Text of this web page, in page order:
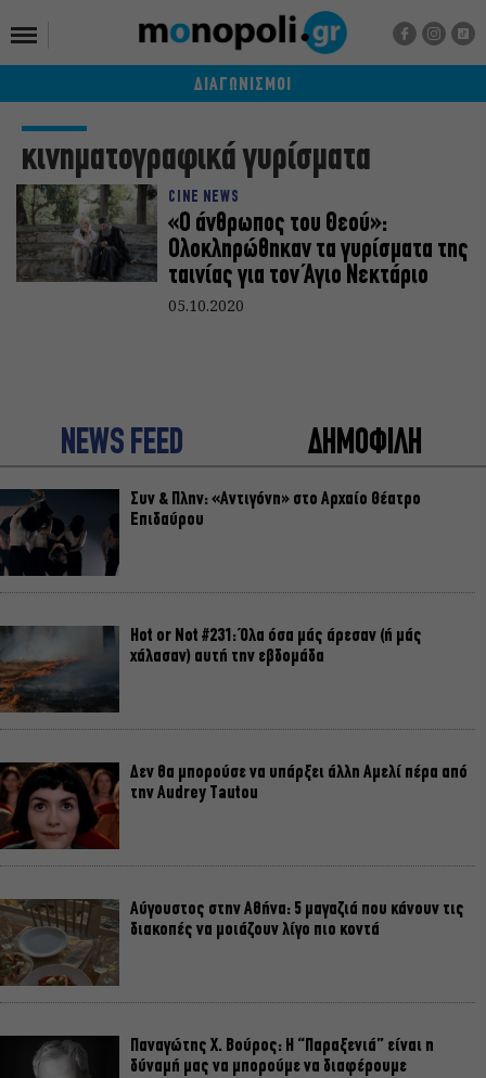
ΔΙΑΓΩΝΙΣΜΟΙ
κινηματογραφικά γυρίσματα
CINE NEWS
«Ο άνθρωπος του Θεού»:
Ολοκληρώθηκαν τα γυρίσματα της
ταινίας για τον Άγιο Νεκτάριο
05.10.2020
NEWS FEED ΔΗΜΟΦΙΛΗ
Συν & Πλην: «Αντιγόνη» στο Αρχαίο Θέατρο
Επιδαύρου
Hot or Not #231: Όλα όσα μάς άρεσαν (ή μάς
χάλασαν) αυτή την εβδομάδα
Δεν θα μπορούσε να υπάρξει άλλη Αμελί πέρα από
την Audrey Tautou
Αύγουστος στην Αθήνα: 5 μαγαζιά που κάνουν τις
διακοπές να μοιάζουν λίγο πιο κοντά
Παναγώτης Χ. Βούρος: Η “Παραξενιά” είναι η
δύναμή μας να μπορούμε να διαφέρουμε